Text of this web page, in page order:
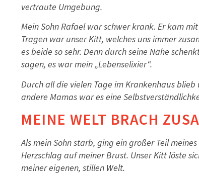
vertraute Umgebung.
Mein Sohn Rafael war schwer krank. Er kam
Tragen war unser Kitt, welches uns immer
es beide so sehr. Denn durch seine Nähe
sagen, es war mein „Lebenselixier“.
Durch all die vielen Tage im Krankenhaus
andere Mamas war es eine
MEINE WELT BRACH
Als mein Sohn starb, ging ein großer Teil
Herzschlag auf meiner Brust. Unser Kitt löste
meiner eigenen, stillen Welt.